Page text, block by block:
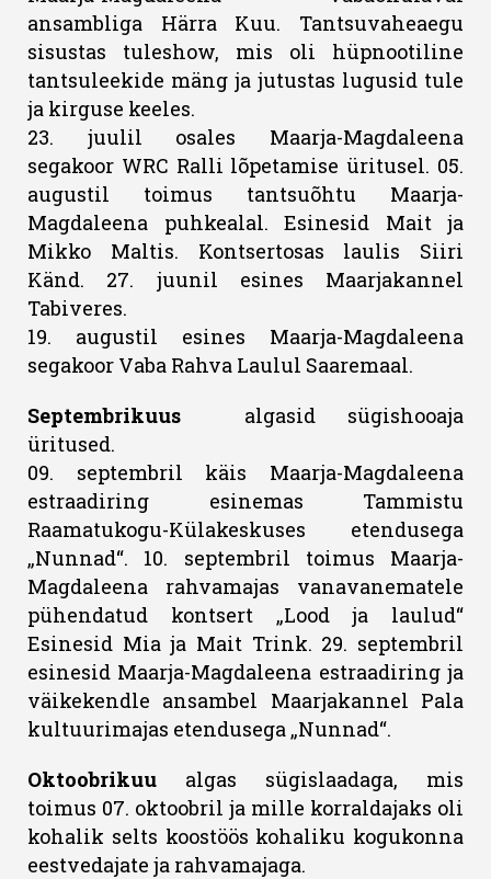
ansambliga Härra Kuu. Tantsuvaheaegu
sisustas tuleshow, mis oli hüpnootiline
tantsuleekide mäng ja jutustas lugusid tule
ja kirguse keeles.
23. juulil osales Maarja-Magdaleena
segakoor WRC Ralli lõpetamise üritusel. 05.
augustil toimus tantsuõhtu Maarja-
Magdaleena puhkealal. Esinesid Mait ja
Mikko Maltis. Kontsertosas laulis Siiri
Känd. 27. juunil esines Maarjakannel
Tabiveres.
19. augustil esines Maarja-Magdaleena
segakoor Vaba Rahva Laulul Saaremaal.
Septembrikuus
algasid sügishooaja
üritused.
09. septembril käis Maarja-Magdaleena
estraadiring esinemas Tammistu
Raamatukogu-Külakeskuses etendusega
„Nunnad“. 10. septembril toimus Maarja-
Magdaleena rahvamajas vanavanematele
pühendatud kontsert „Lood ja laulud“
Esinesid Mia ja Mait Trink. 29. septembril
esinesid Maarja-Magdaleena estraadiring ja
väikekendle ansambel Maarjakannel Pala
kultuurimajas etendusega „Nunnad“.
Oktoobrikuu algas sügislaadaga, mis
toimus 07. oktoobril ja mille korraldajaks oli
kohalik selts koostöös kohaliku kogukonna
eestvedajate ja rahvamajaga.